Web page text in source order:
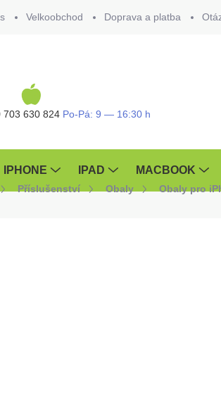
Velkoobchod Doprava a platba
703 630 824
IPHONE IPAD MACBOOK
Příslušenství Obaly Obaly pro